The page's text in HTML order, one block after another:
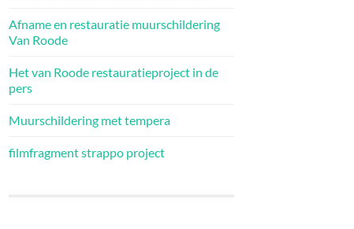
Afname en restauratie muurschildering
Van Roode
Het van Roode restauratieproject in de
pers
Muurschildering met tempera
filmfragment strappo project